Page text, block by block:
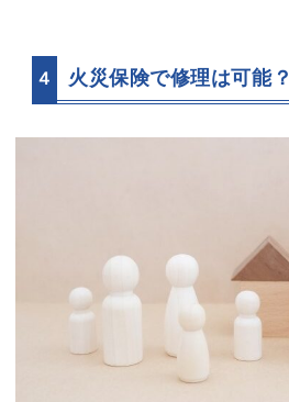
４ 火災保険で修理は可能？